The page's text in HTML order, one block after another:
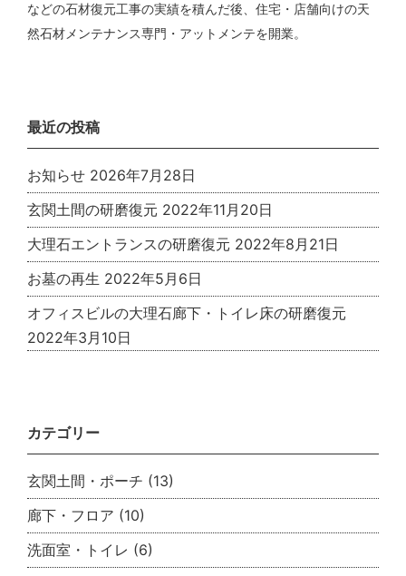
などの石材復元工事の実績を積んだ後、住宅・店舗向けの天
然石材メンテナンス専門・アットメンテを開業。
最近の投稿
お知らせ 2026年7月28日
玄関土間の研磨復元 2022年11月20日
大理石エントランスの研磨復元 2022年8月21日
お墓の再生 2022年5月6日
オフィスビルの大理石廊下・トイレ床の研磨復元
2022年3月10日
カテゴリー
玄関土間・ポーチ (13)
廊下・フロア (10)
洗面室・トイレ (6)